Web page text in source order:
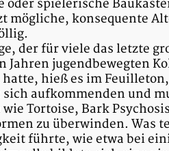
oder spielerische
mögliche, konsequente
der für viele das letzte
Jahren jugendbewegten
hatte, hieß es im
sich aufkommenden und
Tortoise, Bark
zu überwinden. Was
führte, wie etwa bei